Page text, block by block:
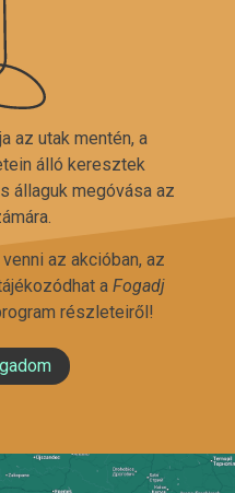
az utak mentén, a
álló keresztek
állaguk megóvása az
az akcióban, az
a Fogadj
részleteiről!